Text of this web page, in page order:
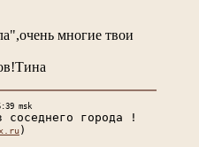
многие твои
msk
соседнего города !
)